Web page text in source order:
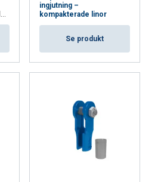
ingjutning –
kompakterade linor
Se produkt
samlat in från din
tjänster. Integritetspolicy
Inriktning
Oklassificerade